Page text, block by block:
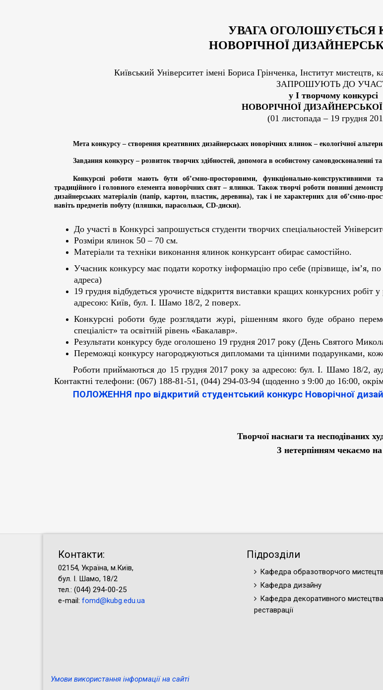
УВАГА ОГОЛОШУЄТЬСЯ
НОВОРІЧНОЇ
Київський Університет імені Бориса Грінченка, Інститут мистецтв,
ЗАПРОШУЮТЬ ДО
у І творчому конкурсі
НОВОРІЧНОЇ
(01 листопада – 19 грудня
Мета конкурсу – створення креативних дизайнерських новорічних ялинок – екологічної
Завдання конкурсу – розвиток творчих здібностей, допомога в особистому самовдосконаленні та
Конкурсні роботи мають бути об’ємно-просторовими, функціонально-конструктивними
традиційного і головного елемента новорічних свят – ялинки. Також творчі роботи повинні
дизайнерських матеріалів (папір, картон, пластик, деревина), так і не характерних для об’ємно-
навіть предметів побуту (пляшки, парасольки, СD-диски).
До участі в Конкурсі запрошується студенти творчих спеціальностей
Розміри ялинок 50 – 70 см.
Матеріали та техніки виконання ялинок конкурсант обирає самостійно.
Учасник конкурсу має подати коротку інформацію про себе (прізвище, ім’я,
адреса)
19 грудня відбудеться урочисте відкриття виставки кращих конкурсних робіт
адресою: Київ, бул. І. Шамо 18/2, 2 поверх.
Конкурсні роботи буде розглядати журі, рішенням якого буде обрано
спеціаліст» та освітній рівень «Бакалавр».
Результати конкурсу буде оголошено 19 грудня 2017 року (День Святого
Переможці конкурсу нагороджуються дипломами та цінними подарунками,
Роботи приймаються до 15 грудня 2017 року за адресою: бул. І. Шамо 18/2,
Контактні телефони: (067) 188-81-51, (044) 294-03-94 (щоденно з 9:00 до 16:00,
ПОЛОЖЕННЯ про відкритий студентський конкурс Новорічної
Творчої наснаги та несподіваних
З нетерпінням чекаємо
Контакти:
02154, Україна, м.Київ,
бул. І. Шамо, 18/2
тел.: (044) 294-00-25
e-mail: fomd@kubg.edu.ua
Підрозділи
Кафедра образотворчого
Кафедра дизайну
Кафедра декоративного мистецтва
реставрації
Умови використання інформації на сайті